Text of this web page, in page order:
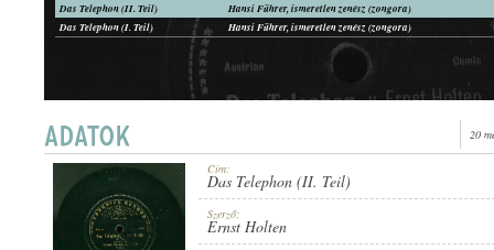
MŰFAJ: KUPLÉ
MEGJELENÉS IDEJE: 1906 KÖRÜL
Das Telephon (II. Teil)
Hansi Führer, ismeretlen zenész (zongora)
Das Telephon (I. Teil)
Hansi Führer, ismeretlen zenész (zongora)
20
Cím:
Das Telephon (II. Teil)
Szerző:
Ernst Holten